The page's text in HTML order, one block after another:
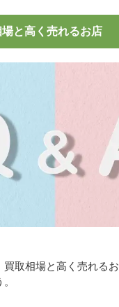
と高く売れるお店
取相場と高く売れる